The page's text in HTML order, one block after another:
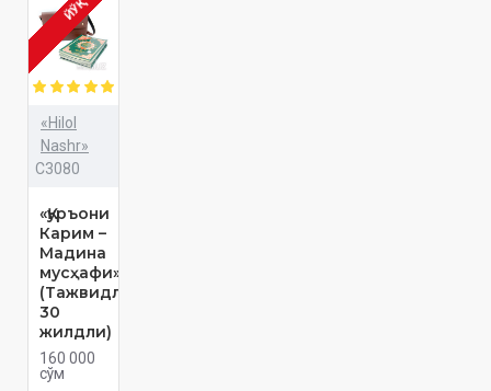
ЙЎҚ
«Hilol
Nashr»
C3080
«Қуръони
Карим –
Мадина
мусҳафи»
(Тажвидли,
30
жилдли)
160 000
сўм